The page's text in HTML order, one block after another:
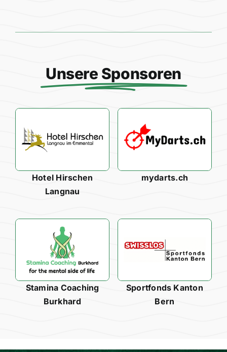
Unsere Sponsoren
Hotel Hirschen
Langnau
mydarts.ch
Stamina Coaching
Burkhard
Sportfonds Kanton
Bern